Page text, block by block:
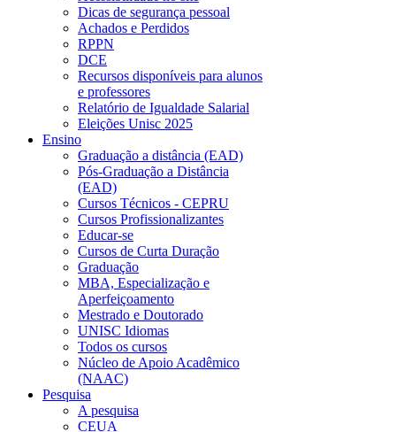
Dicas de segurança pessoal
Achados e Perdidos
RPPN
DCE
Recursos disponíveis para alunos
e professores
Relatório de Igualdade Salarial
Eleições Unisc 2025
Ensino
Graduação a distância (EAD)
Pós-Graduação a Distância
(EAD)
Cursos Técnicos - CEPRU
Cursos Profissionalizantes
Educar-se
Cursos de Curta Duração
Graduação
MBA, Especialização e
Aperfeiçoamento
Mestrado e Doutorado
UNISC Idiomas
Todos os cursos
Núcleo de Apoio Acadêmico
(NAAC)
Pesquisa
A pesquisa
CEUA